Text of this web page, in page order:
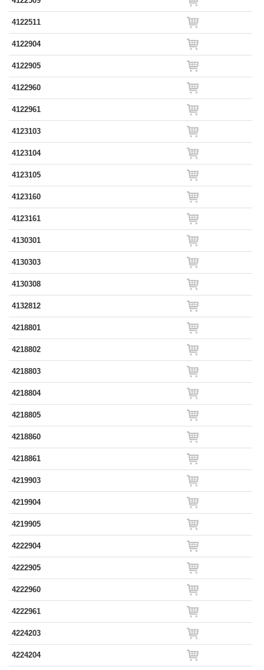
4122511
4122904
4122905
4122960
4122961
4123103
4123104
4123105
4123160
4123161
4130301
4130303
4130308
4132812
4218801
4218802
4218803
4218804
4218805
4218860
4218861
4219903
4219904
4219905
4222904
4222905
4222960
4222961
4224203
4224204